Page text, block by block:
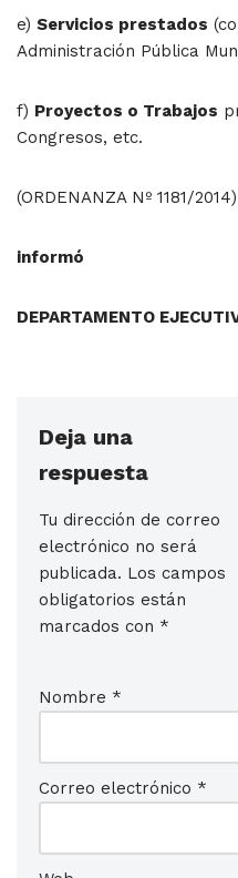
e) Servicios prestados
Administración Pública
f) Proyectos o Trabajos
Congresos, etc.
(ORDENANZA Nº 1181/2014)
informó
DEPARTAMENTO
Deja una
respuesta
Tu dirección de correo
electrónico no será
publicada. Los campos
obligatorios están
marcados con *
Nombre *
Correo electrónico *